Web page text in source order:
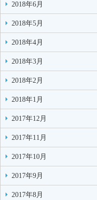
2018年6月
2018年5月
2018年4月
2018年3月
2018年2月
2018年1月
2017年12月
2017年11月
2017年10月
2017年9月
2017年8月